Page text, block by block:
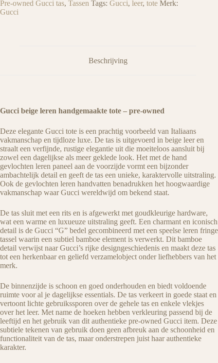
Pre-owned Gucci tas, Tassen Tags: Gucci, leer, tote Merk:
Gucci
Beschrijving
Gucci beige leren handgemaakte tote – pre-owned
Deze elegante Gucci tote is een prachtig voorbeeld van Italiaans
vakmanschap en tijdloze luxe. De tas is uitgevoerd in beige leer en
straalt een verfijnde, rustige elegantie uit die moeiteloos aansluit bij
zowel een dagelijkse als meer geklede look. Het met de hand
gevlochten leren paneel aan de voorzijde vormt een bijzonder
ambachtelijk detail en geeft de tas een unieke, karaktervolle uitstraling.
Ook de gevlochten leren handvatten benadrukken het hoogwaardige
vakmanschap waar Gucci wereldwijd om bekend staat.
De tas sluit met een rits en is afgewerkt met goudkleurige hardware,
wat een warme en luxueuze uitstraling geeft. Een charmant en iconisch
detail is de Gucci “G” bedel gecombineerd met een speelse leren fringe
tassel waarin een subtiel bamboe element is verwerkt. Dit bamboe
detail verwijst naar Gucci’s rijke designgeschiedenis en maakt deze tas
tot een herkenbaar en geliefd verzamelobject onder liefhebbers van het
merk.
De binnenzijde is schoon en goed onderhouden en biedt voldoende
ruimte voor al je dagelijkse essentials. De tas verkeert in goede staat en
vertoont lichte gebruikssporen over de gehele tas en enkele vlekjes
over het leer. Met name de hoeken hebben verkleuring passend bij de
leeftijd en het gebruik van dit authentieke pre-owned Gucci item. Deze
subtiele tekenen van gebruik doen geen afbreuk aan de schoonheid en
functionaliteit van de tas, maar onderstrepen juist haar authentieke
karakter.